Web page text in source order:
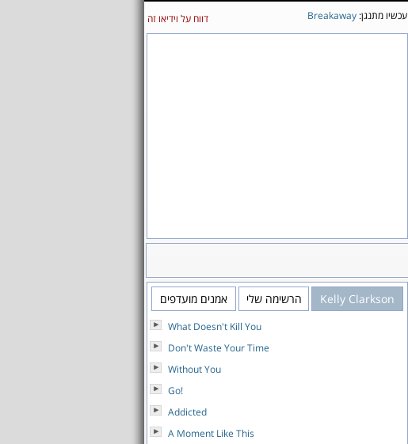
עכשיו מתנגן: Breakaway דווח על וידיאו זה
Kelly Clarkson הרשימה שלי אמנים מועדפים
What Doesn't Kill You
Don't Waste Your Time
Without You
Go!
Addicted
A Moment Like This